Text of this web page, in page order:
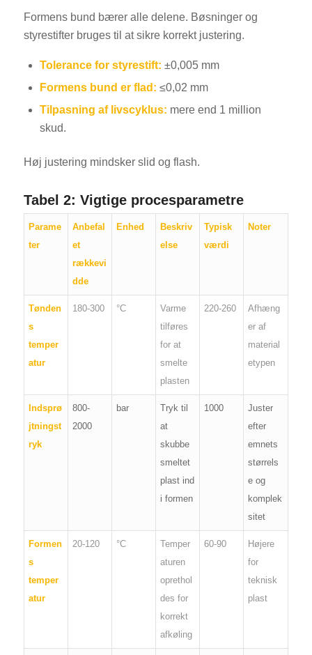
Formens bund bærer alle delene. Bøsninger og
styrestifter bruges til at sikre korrekt justering.
Tolerance for styrestift: ±0,005 mm
Formens bund er flad: ≤0,02 mm
Tilpasning af livscyklus: mere end 1 million
skud.
Høj justering mindsker slid og flash.
Tabel 2: Vigtige procesparametre
Parame
ter
Anbefal
et
rækkevi
dde
Enhed
Beskriv
else
Typisk
værdi
Noter
Tønden
s
temper
atur
180-300 °C
Varme
tilføres
for at
smelte
plasten
220-260
Afhæng
er af
material
etypen
Indsprø
jtningst
ryk
800-
2000
bar
Tryk til
at
skubbe
smeltet
plast ind
i formen
1000
Juster
efter
emnets
størrels
e og
komplek
sitet
Formen
s
temper
atur
20-120 °C
Temper
aturen
oprethol
des for
korrekt
afkøling
60-90
Højere
for
teknisk
plast